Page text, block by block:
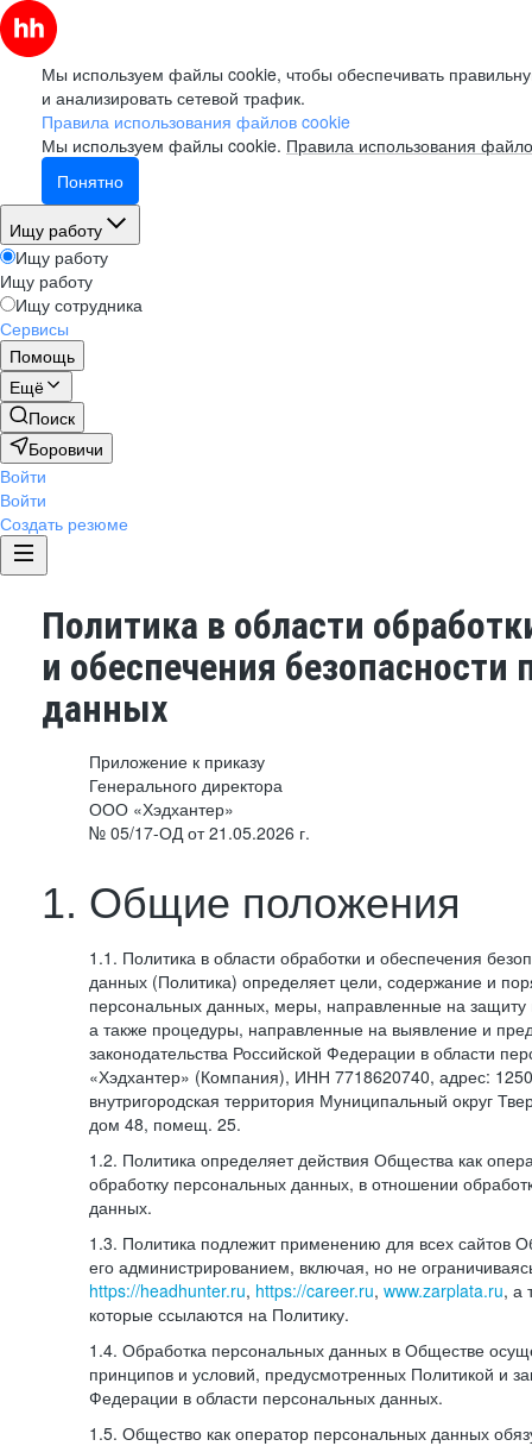
Мы используем файлы cookie, чтобы обеспечивать
и анализировать сетевой трафик.
Правила использования файлов cookie
Мы используем файлы cookie. Правила использования
Понятно
Ищу работу
Ищу работу
Ищу работу
Ищу сотрудника
Сервисы
Помощь
Ещё
Поиск
Боровичи
Войти
Войти
Создать резюме
Политика в области
и обеспечения безопасности
данных
Приложение к приказу
Генерального директора
ООО «Хэдхантер»
№ 05/17-ОД от 21.05.2026 г.
1. Общие положения
1.1. Политика в области обработки и обеспечения
данных (Политика) определяет цели, содержание и
персональных данных, меры, направленные на
а также процедуры, направленные на выявление и
законодательства Российской Федерации в области
«Хэдхантер» (Компания), ИНН 7718620740, адрес:
внутригородская территория Муниципальный округ
дом 48, помещ. 25.
1.2. Политика определяет действия Общества как
обработку персональных данных, в отношении
данных.
1.3. Политика подлежит применению для всех сайтов
его администрированием, включая, но не
https://headhunter.ru, https://career.ru, www.zarplata.ru, а
которые ссылаются на Политику.
1.4. Обработка персональных данных в Обществе
принципов и условий, предусмотренных Политикой и
Федерации в области персональных данных.
1.5. Общество как оператор персональных данных